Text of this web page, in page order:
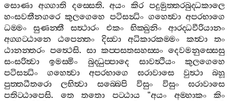
සොණා අග‍්ගාති දස‍්සෙති.අයං කිර පදුමුත‍්තරබුද‍්ධකාලෙ
හංසවතීනගරෙ කුලගෙහෙ පටිසන්‍ධිං ගහෙත්‍වා අපරභාගෙ
ධම‍්මං
සුණන‍්තී සත්‍ථාරං එකං භික‍්ඛුනිං
ආරද‍්ධවීරියානං
අග‍්ගට‍්ඨානෙ
ඨපෙන‍්තං දිස‍්වා අධිකාරකම‍්මං කත්‍වා
තං
ඨානන‍්තරං පත්‍ථෙසි. සා කප‍්පසතසහස‍්සං දෙවමනුස‍්සෙසු
සංසරිත්‍වා
ඉමස‍්මිං බුද‍්ධුප‍්පාදෙ සාවත්‍ථියං
කුලගෙහෙ
පටිසන්‍ධිං
ගහෙත්‍වා අපරභාගෙ ඝරාවාසෙ වුත්‍ථා
බහූ
පුත‍්තධීතරො
ලභිත්‍වා සබ‍්බෙපි විසුං විසුං
ඝරාවාසෙ
පතිට‍්ඨාපෙසි. තෙ තතො පට‍්ඨාය “අයං අම‍්හාකං
කිං